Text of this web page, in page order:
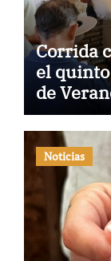
Corrida
el
de
Noticias